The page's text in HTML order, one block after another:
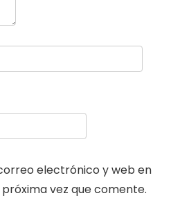
electrónico y web en
vez que comente.